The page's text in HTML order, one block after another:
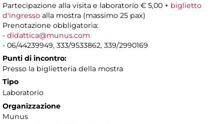
Partecipazione alla visita e laboratorio € 5,00 + biglietto
d'ingresso alla mostra (massimo 25 pax)
Prenotazione obbligatoria:
- didattica@munus.com
- 06/44239949, 333/9533862, 339/2990169
Punti di incontro:
Presso la biglietteria della mostra
Tipo
Laboratorio
Organizzazione
Munus